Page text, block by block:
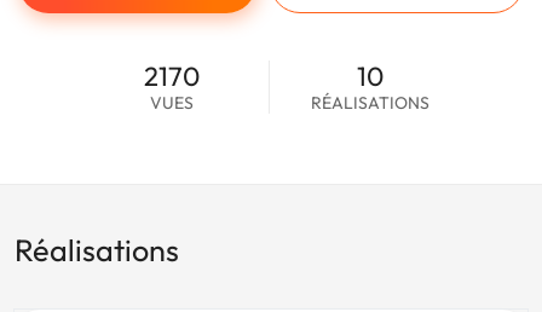
2170
VUES
10
RÉALISATIONS
Réalisations